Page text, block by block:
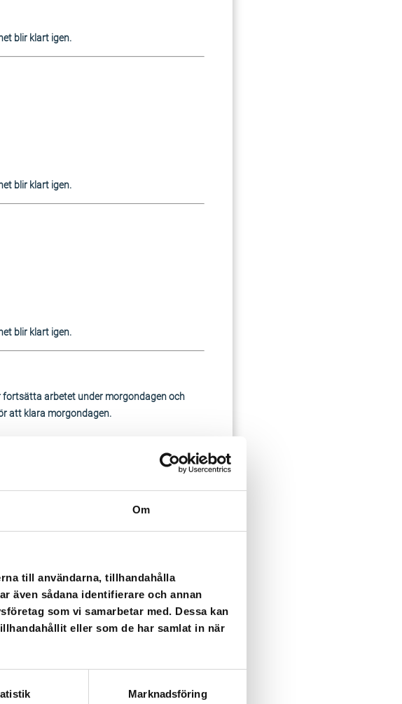
Om
till användarna, tillhandahålla
även sådana identifierare och annan
som vi samarbetar med. Dessa kan
eller som de har samlat in när
Marknadsföring
blir klart igen.
blir klart igen.
blir klart igen.
fortsätta arbetet under morgondagen och
att klara morgondagen.
blir klart igen.
på ledningsnätet.